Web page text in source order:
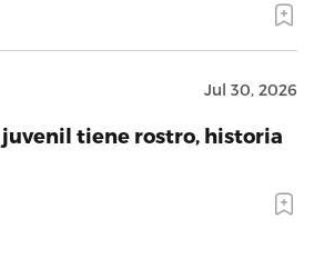
Jul 30, 2026
tiene rostro, historia